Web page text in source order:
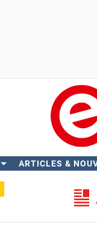
ARTICLES &